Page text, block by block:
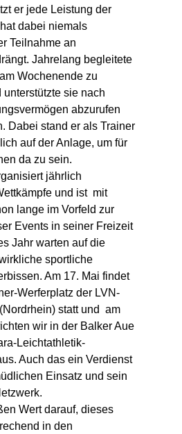
er jede Leistung der
dabei niemals
Teilnahme an
Jahrelang begleitete
Wochenende zu
unterstützte sie nach
abzurufen
Dabei stand er als Trainer
auf der Anlage, um für
da zu sein.
jährlich
und ist  mit
lange im Vorfeld zur
Events in seiner Freizeit
Jahr warten auf die
sportliche
Am 17. Mai findet
Werferplatz der LVN-
statt und  am
wir in der Balker Aue
Leichtathletik-
Auch das ein Verdienst
Einsatz und sein
Wert darauf, dieses
in den